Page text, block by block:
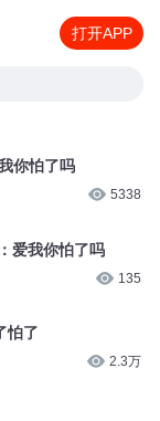
打开APP
你怕了吗
5338
爱我你怕了吗
135
怕了
2.3万